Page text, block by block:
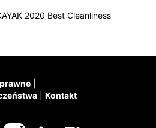
2020 Best Cleanliness
Kontakt